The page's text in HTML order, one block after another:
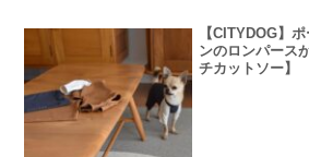
【CITYDOG】
ンのロンパース
チカットソー】